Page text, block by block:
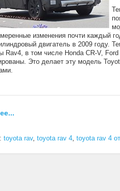
изменения почти каждый
двигатель в 2009 году.
Rav4, в том числе Honda CR-V,
Это делает эту модель
toyota rav, toyota rav 4, toyota rav 4